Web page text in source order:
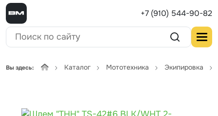
+7 (910) 544-90-82
Вы здесь: Каталог Мототехника Экипировка